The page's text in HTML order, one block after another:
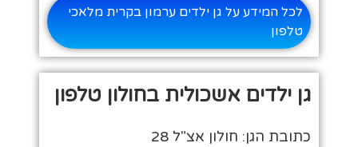
לכל המידע על גן ילדים ערמון בקרית מלאכי
טלפון
גן ילדים אשכולית בחולון טלפון
כתובת הגן: חולון אצ"ל 28